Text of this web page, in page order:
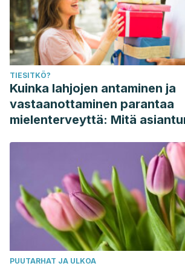
TIESITKÖ?
Kuinka lahjojen antaminen ja
vastaanottaminen parantaa
mielenterveyttä: Mitä
PUUTARHAT JA ULKOA